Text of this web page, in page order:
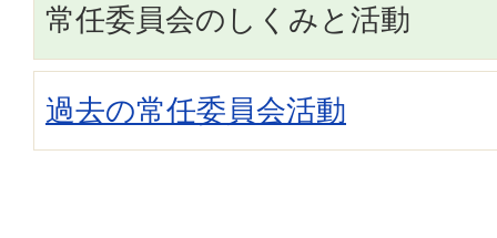
常任委員会のしくみと活動
過去の常任委員会活動